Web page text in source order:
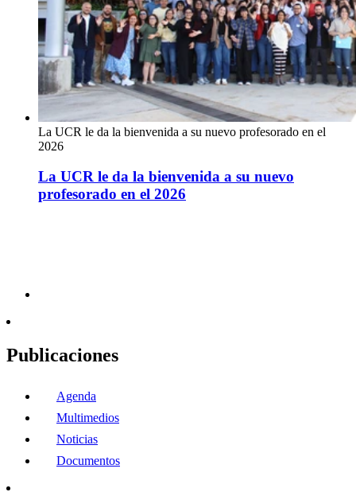
La UCR le da la bienvenida a su nuevo profesorado en el
2026
La UCR le da la bienvenida a su nuevo
profesorado en el 2026
Publicaciones
Agenda
Multimedios
Noticias
Documentos